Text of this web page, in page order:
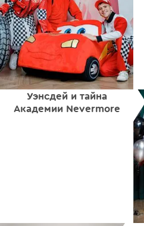
Уэнсдей и тайна
Академии Nevermore